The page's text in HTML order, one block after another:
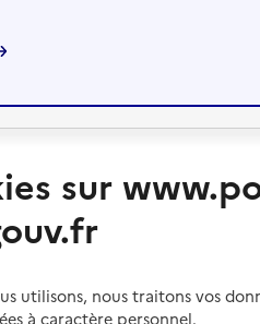
à domicile
Vivre chez un proche
sur
utilisons, nous traitons vos
à caractère personnel.